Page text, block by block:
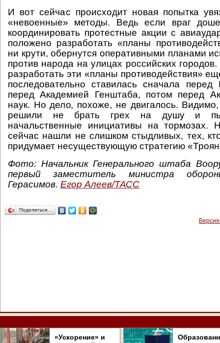
И вот сейчас происходит новая попытка
«невоенные» методы. Ведь если враг
координировать протестные акции с
положено разработать «планы
ни крути, обернутся оперативными планами
против народа на улицах российских
разработать эти «планы противодействия»
последовательно ставилась сначала
перед Академией Генштаба, потом перед
наук. Но дело, похоже, не двигалось.
решили не брать грех на душу и
начальственные инициативы на тормозах.
сейчас нашли не слишком стыдливых, тех,
придумает несуществующую стратегию
Фото: Начальник Генерального штаба
первый заместитель министра
Герасимов. Егор Алеев/ТАСС
Поделиться…
«Ускорение» и